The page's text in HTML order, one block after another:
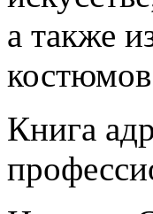
а также
Книга